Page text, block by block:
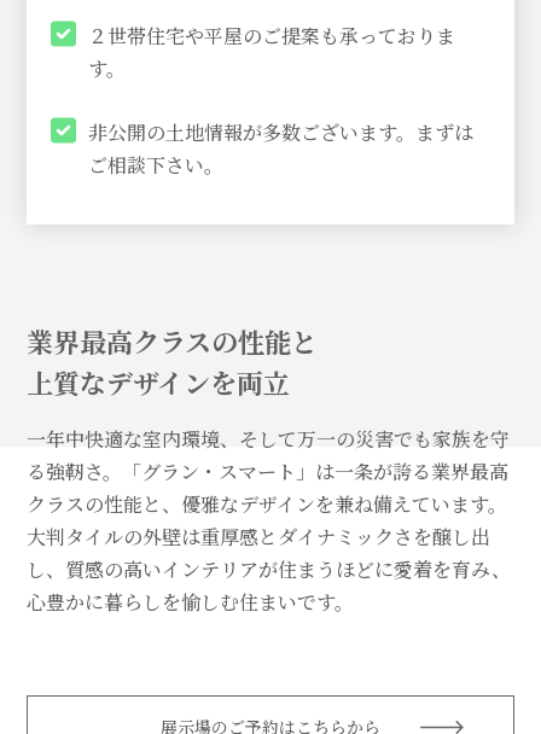
２世帯住宅や平屋のご提案も承っておりま
す。
非公開の土地情報が多数ございます。まずは
ご相談下さい。
業界最高クラスの性能と
上質なデザインを両立
一年中快適な室内環境、そして万一の災害でも家族を守
る強靭さ。「グラン・スマート」は一条が誇る業界最高
クラスの性能と、優雅なデザインを兼ね備えています。
大判タイルの外壁は重厚感とダイナミックさを醸し出
し、質感の高いインテリアが住まうほどに愛着を育み、
心豊かに暮らしを愉しむ住まいです。
展示場のご予約はこちらから